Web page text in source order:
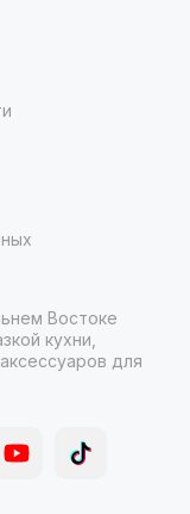
Востоке
кухни,
для